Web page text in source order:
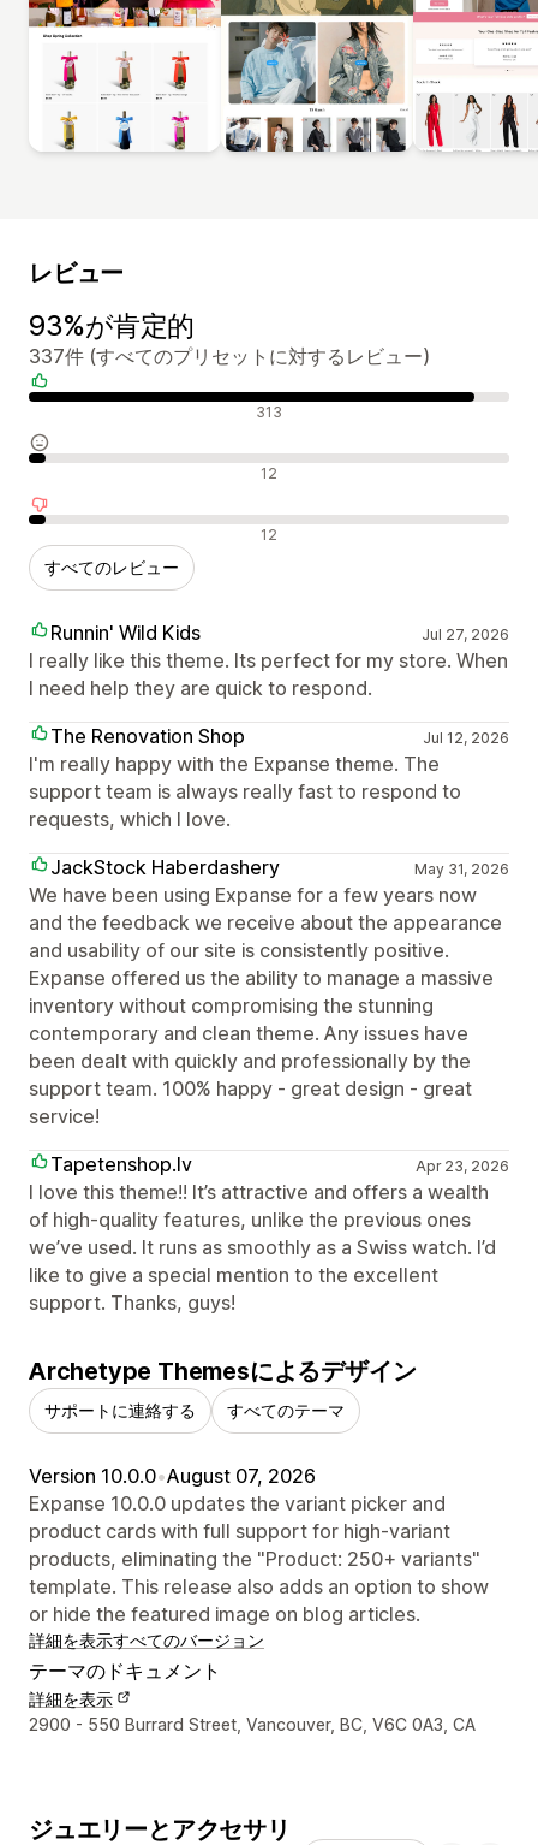
レビュー
93%が肯定的
337件 (すべてのプリセットに対するレビュー)
肯定的なレビュー 313
中間的なレビュー 12
否定的なレビュー 12
すべてのレビュー
Runnin' Wild Kids Jul 27, 2026
I really like this theme. Its perfect for my store. When
I need help they are quick to respond.
The Renovation Shop
Jul 12, 2026
I'm really happy with the Expanse theme. The
support team is always really fast to respond to
requests, which I love.
JackStock Haberdashery
May 31, 2026
We have been using Expanse for a few years now
and the feedback we receive about the appearance
and usability of our site is consistently positive.
Expanse offered us the ability to manage a massive
inventory without compromising the stunning
contemporary and clean theme. Any issues have
been dealt with quickly and professionally by the
support team. 100% happy - great design - great
service!
Tapetenshop.lv
Apr 23, 2026
I love this theme!! It’s attractive and offers a wealth
of high-quality features, unlike the previous ones
we’ve used. It runs as smoothly as a Swiss watch. I’d
like to give a special mention to the excellent
support. Thanks, guys!
Archetype Themesによるデザイン
サポートに連絡する すべてのテーマ
Version 10.0.0•August 07, 2026
Expanse 10.0.0 updates the variant picker and
product cards with full support for high-variant
products, eliminating the "Product: 250+ variants"
template. This release also adds an option to show
or hide the featured image on blog articles.
詳細を表示すべてのバージョン
テーマのドキュメント
詳細を表示
デザイナーの連絡先情報
2900 - 550 Burrard Street, Vancouver, BC, V6C 0A3, CA
ジュエリーとアクセサリ